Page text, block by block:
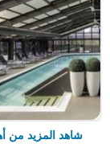
شاهد المزيد من